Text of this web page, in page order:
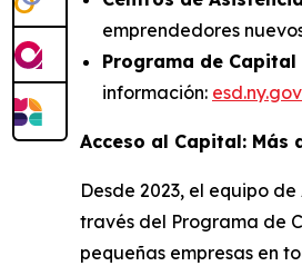
emprendedores
Programa de
información:
Acceso al Capital: Más
Desde 2023, el equipo
través del Programa de
pequeñas empresas en